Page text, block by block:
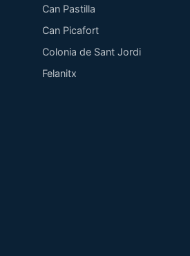
Can Pastilla
Can Picafort
Colonia de Sant Jordi
Felanitx